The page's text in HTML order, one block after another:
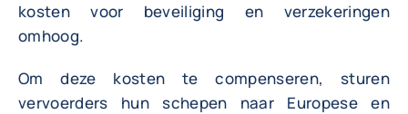
kosten voor beveiliging en verzekeringen
omhoog.
Om deze kosten te compenseren, sturen
vervoerders hun schepen naar Europese en